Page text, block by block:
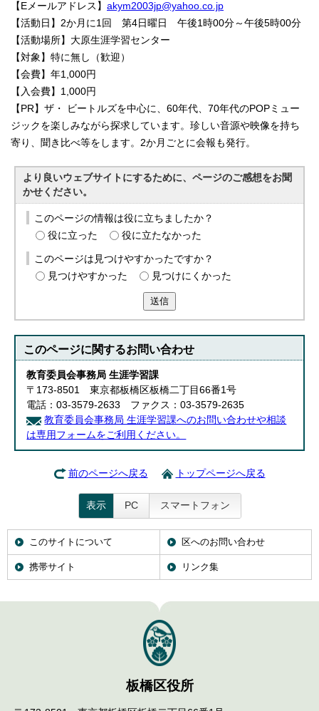
【Eメールアドレス】 akym2003jp@yahoo.co.jp
【活動日】2か月に1回 第4日曜日 午後1時00分～午後5時00分
【活動場所】大原生涯学習センター
【対象】特に無し（歓迎）
【会費】年1,000円
【入会費】1,000円
【PR】ザ・ ビートルズを中心に、60年代、70年代のPOPミュー
ジックを楽しみながら探求しています。珍しい音源や映像を持ち
寄り、聞き比べ等をします。2か月ごとに会報も発行。
より良いウェブサイトにするために、ページのご感想をお聞
かせください。
このページの情報は役に立ちましたか？
役に立った
役に立たなかった
このページは見つけやすかったですか？
見つけやすかった
見つけにくかった
送信
このページに関するお問い合わせ
教育委員会事務局 生涯学習課
〒173-8501 東京都板橋区板橋二丁目66番1号
電話：03-3579-2633 ファクス：03-3579-2635
教育委員会事務局 生涯学習課へのお問い合わせや相談
は専用フォームをご利用ください。
前のページへ戻る トップページへ戻る
表示 PC スマートフォン
このサイトについて 区へのお問い合わせ
携帯サイト リンク集
板橋区役所